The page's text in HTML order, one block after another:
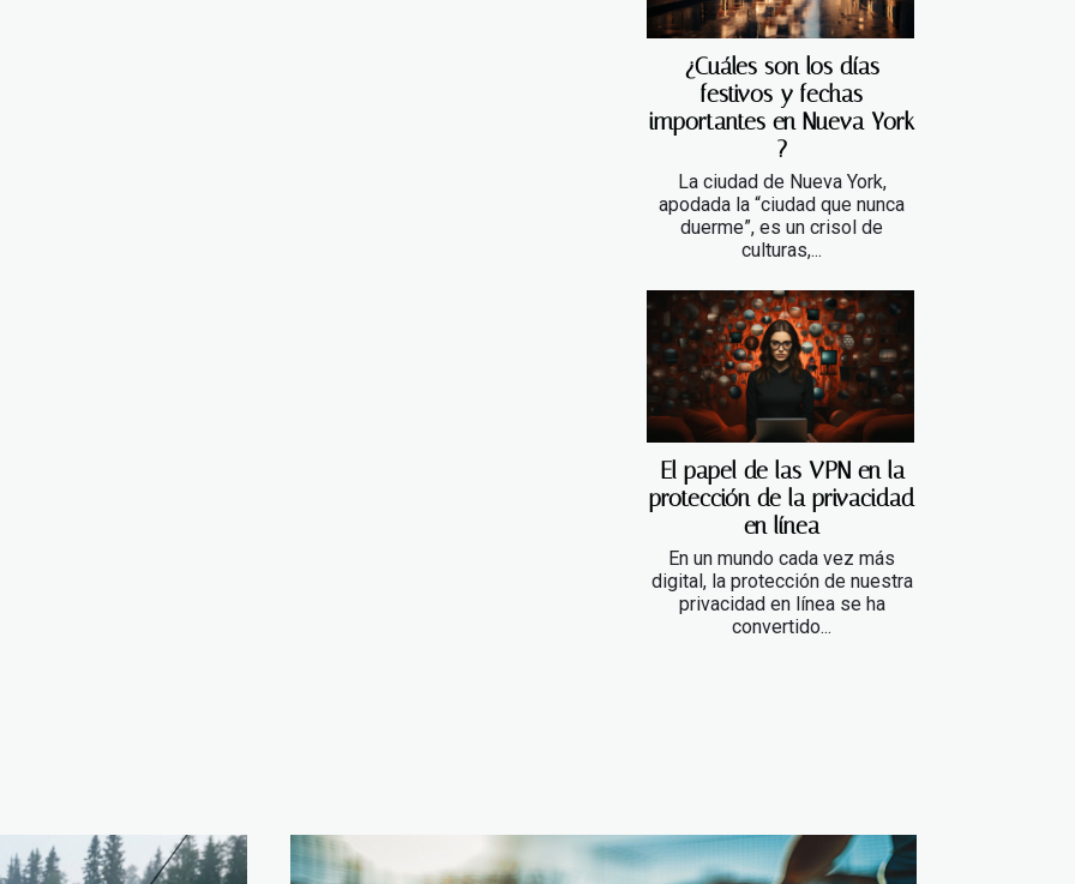
¿Cuáles son los días
festivos y fechas
importantes en Nueva York
?
La ciudad de Nueva York,
apodada la “ciudad que nunca
duerme”, es un crisol de
culturas,...
El papel de las VPN en la
protección de la privacidad
en línea
En un mundo cada vez más
digital, la protección de nuestra
privacidad en línea se ha
convertido...